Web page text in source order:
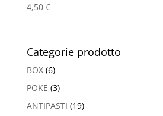
4,50 €
Categorie prodotto
BOX (6)
POKE (3)
ANTIPASTI (19)